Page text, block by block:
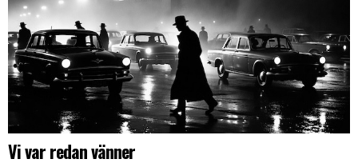
Vi var redan vänner